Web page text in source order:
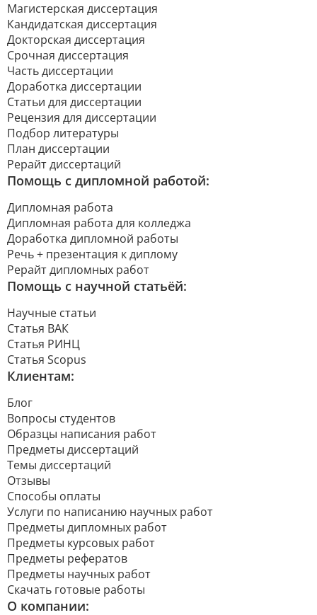
Магистерская диссертация
Кандидатская диссертация
Докторская диссертация
Срочная диссертация
Часть диссертации
Доработка диссертации
Статьи для диссертации
Рецензия для диссертации
Подбор литературы
План диссертации
Рерайт диссертаций
Помощь с дипломной работой:
Дипломная работа
Дипломная работа для колледжа
Доработка дипломной работы
Речь + презентация к диплому
Рерайт дипломных работ
Помощь с научной статьёй:
Научные статьи
Статья ВАК
Статья РИНЦ
Статья Scopus
Клиентам:
Блог
Вопросы студентов
Образцы написания работ
Предметы диссертаций
Темы диссертаций
Отзывы
Способы оплаты
Услуги по написанию научных работ
Предметы дипломных работ
Предметы курсовых работ
Предметы рефератов
Предметы научных работ
Скачать готовые работы
О компании: